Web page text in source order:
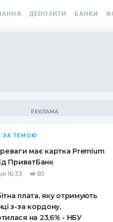
ВІНЬЄТКА
ВІД
ВИПАДКІВ
ДЕПОЗИТИ
ПИТАННЯ ТА ВІДПОВІДІ
ПУТІВНИКИ ПО
БАНКИ
ЗА ТЕМОЮ
має картка Premium
ПриватБанк
16:33 85
плата, яку отримують
з-за кордону,
на 23,6% - НБУ